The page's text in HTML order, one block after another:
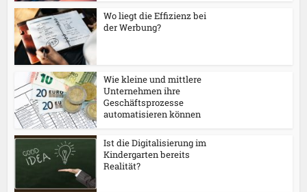
Wo liegt die Effizienz bei
der Werbung?
Wie kleine und mittlere
Unternehmen ihre
Geschäftsprozesse
automatisieren können
Ist die Digitalisierung im
Kindergarten bereits
Realität?